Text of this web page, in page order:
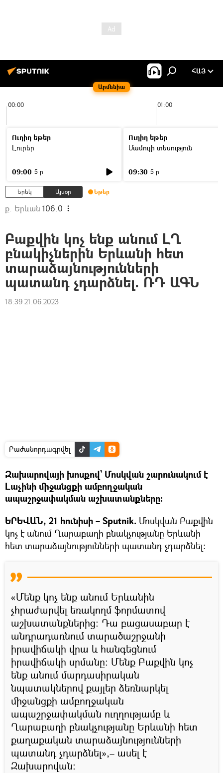
Արմենիա
ՀԱՅ
00:00 01:00
Ուղիղ եթեր
Լուրեր
09:00 5 ր
Ուղիղ եթեր
Մամուլի տեսություն
09:30 5 ր
Երեկ Այսօր Եթեր
ք. Երևան 106.0
Բաքվին կոչ ենք անում ԼՂ
բնակիչներին Երևանի հետ
տարաձայնությունների
պատանդ չդարձնել. ՌԴ ԱԳՆ
18:39 21.06.2023
Բաժանորդագրվել
Զախարովայի խոսքով` Մոսկվան շարունակում է
Լաչինի միջանցքի ամբողջական
ապաշրջափակման աշխատանքները։
ԵՐԵՎԱՆ, 21 հունիսի – Sputnik. Մոսկվան Բաքվին
կոչ է անում Ղարաբաղի բնակչությանը Երևանի
հետ տարաձայնությունների պատանդ չդարձնել։
«Մենք կոչ ենք անում Երևանին
չհրաժարվել եռակողմ ֆորմատով
աշխատանքներից։ Դա բացասաբար է
անդրադառնում տարածաշրջանի
իրավիճակի վրա և հանգեցնում
իրավիճակի սրմանը։ Մենք Բաքվին կոչ
ենք անում մարդասիրական
նպատակներով քայլեր ձեռնարկել
միջանցքի ամբողջական
ապաշրջափակման ուղղությամբ և
Ղարաբաղի բնակչությանը Երևանի հետ
քաղաքական տարաձայնությունների
պատանդ չդարձնել»,– ասել է
Զախարովան։